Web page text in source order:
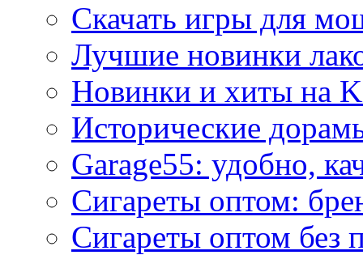
Скачать игры для
Лучшие новинки
Новинки и хиты на
Исторические
Garage55: удобно,
Сигареты оптом:
Сигареты оптом без